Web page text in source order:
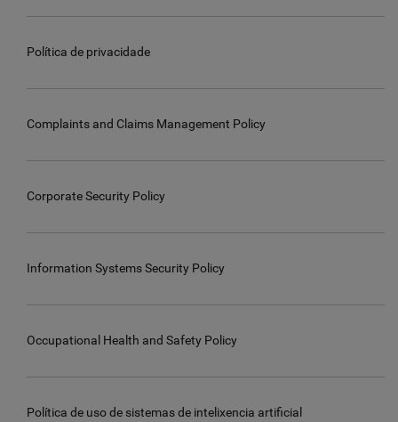
Política de privacidade
Complaints and Claims Management Policy
Corporate Security Policy
Information Systems Security Policy
Occupational Health and Safety Policy
Política de uso de sistemas de intelixencia artificial